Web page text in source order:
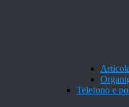
Telefono e